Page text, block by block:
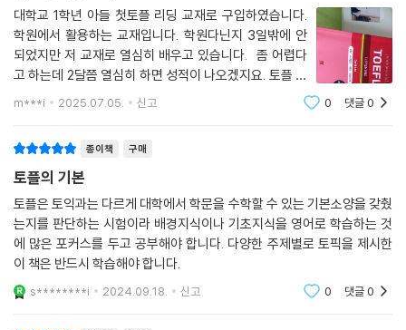
대학교 1학년 아들 첫토플 리딩 교재로 구입하였습니다.
학원에서 활용하는 교재입니다. 학원다닌지 3일밖에 안
되었지만 저 교재로 열심히 배우고 있습니다. 좀 어렵다
고 하는데 2달쯤 열심히 하면 성적이 나오겠지요. 토플 시
험 좋은 결과 나오기를 기대합니다.
m***i 2025.07.05. 신고 0 댓글0
종이책 구매
토플의 기본
토플은 토익과는 다르게 대학에서 학문을 수학할 수 있는 기본소양을 갖췄
는지를 판단하는 시험이라 배경지식이나 기초지식을 영어로 학습하는 것
에 많은 포커스를 두고 공부해야 합니다. 다양한 주제별로 토픽을 제시한
이 책은 반드시 학습해야 합니다.
s********i 2024.09.18. 신고 0 댓글0